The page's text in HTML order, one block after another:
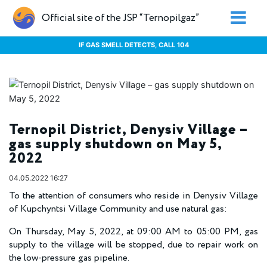
Official site of the JSP “Ternopilgaz”
IF GAS SMELL DETECTS, CALL 104
Ternopil District, Denysiv Village –
gas supply shutdown on May 5,
2022
04.05.2022 16:27
To the attention of consumers who reside in Denysiv Village
of Kupchyntsi Village Community and use natural gas:
On Thursday, May 5, 2022, at 09:00 AM to 05:00 PM, gas
supply to the village will be stopped, due to repair work on
the low-pressure gas pipeline.